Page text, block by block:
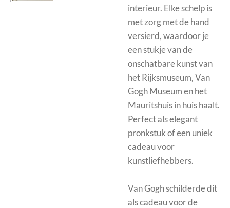
interieur. Elke schelp is
met zorg met de hand
versierd, waardoor je
een stukje van de
onschatbare kunst van
het Rijksmuseum, Van
Gogh Museum en het
Mauritshuis in huis haalt.
Perfect als elegant
pronkstuk of een uniek
cadeau voor
kunstliefhebbers.
Van Gogh schilderde dit
als cadeau voor de